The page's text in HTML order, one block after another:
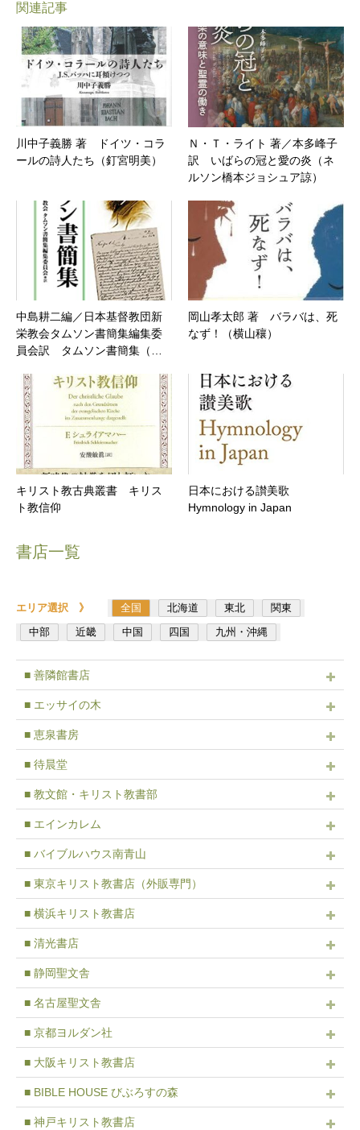
関連記事
川中子義勝 著 ドイツ・コラ
ールの詩人たち（釘宮明美）
Ｎ・Ｔ・ライト 著／本多峰子
訳 いばらの冠と愛の炎（ネ
ルソン橋本ジョシュア諒）
中島耕二編／日本基督教団新
栄教会タムソン書簡集編集委
員会訳 タムソン書簡集（…
岡山孝太郎 著 バラバは、死
なず！（横山穰）
キリスト教古典叢書 キリス
ト教信仰
日本における讃美歌
Hymnology in Japan
書店一覧
エリア選択 》 全国 北海道 東北
関東
中部
近畿 中国 四国 九州・沖縄
■ 善隣館書店
■ エッサイの木
■ 恵泉書房
■ 待晨堂
■ 教文館・キリスト教書部
■ エインカレム
■ バイブルハウス南青山
■ 東京キリスト教書店（外販専門）
■ 横浜キリスト教書店
■ 清光書店
■ 静岡聖文舎
■ 名古屋聖文舎
■ 京都ヨルダン社
■ 大阪キリスト教書店
■ BIBLE HOUSE びぶろすの森
■ 神戸キリスト教書店